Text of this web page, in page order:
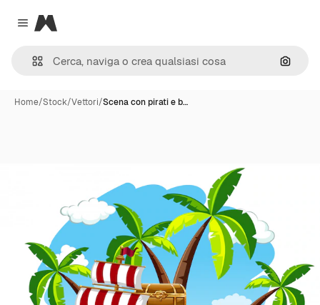
Close menu
Magnific
Cerca
Home/Stock/Vettori/Scena con pirati e b…